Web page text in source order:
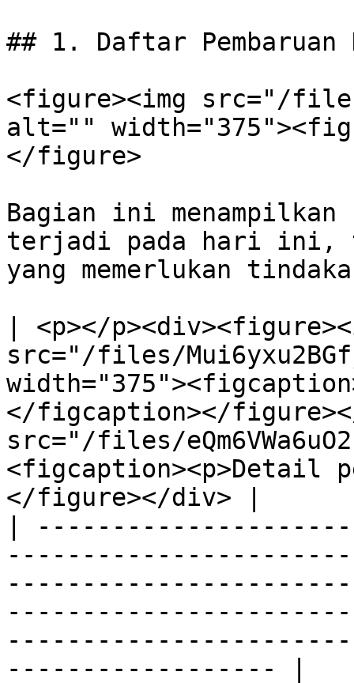
## 1. Daftar
<figure><img src="/files/
alt=""
</figure>
Bagian ini menampilkan
terjadi pada hari ini,
yang memerlukan
| <p></
src="/files/
</figcaption></
src="/files/
<figcaption><p>Detail
</figure></div> |
|
------------------ |